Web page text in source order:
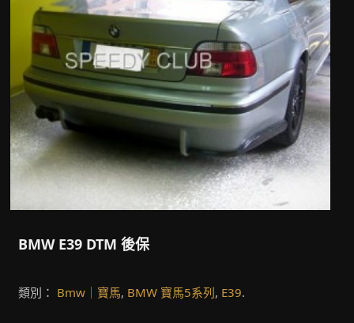
BMW E39 DTM 後保
類別： Bmw｜寶馬, BMW 寶馬5系列, E39.